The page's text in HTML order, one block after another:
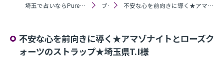
埼玉で占いならPure Rose 宮ありさのTarot＆Powerstone ブログ 不安な心を前向きに導く★アマゾナイトとローズクォーツのストラップ★埼玉県T.I様
不安な心を前向きに導く★アマゾナイトとローズク
ォーツのストラップ★埼玉県T.I様